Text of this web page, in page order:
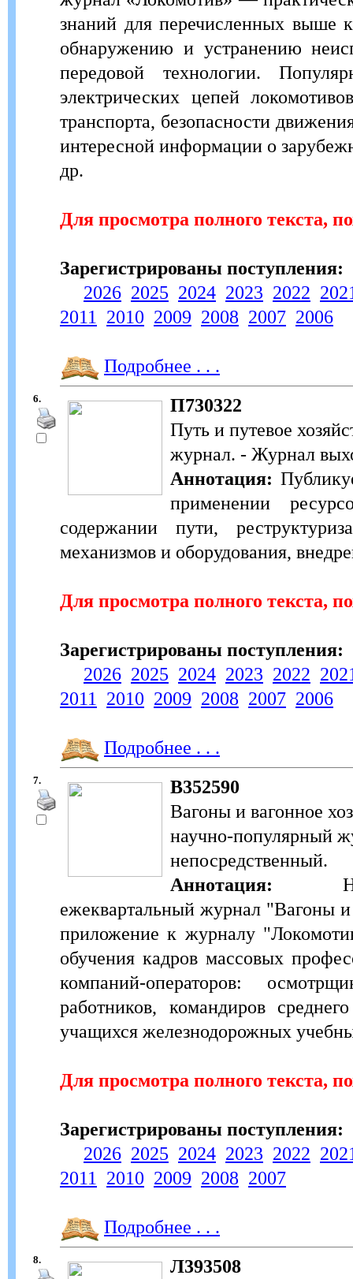
знаний для перечисленных выше
обнаружению и устранению
передовой технологии.
электрических цепей
транспорта, безопасности
интересной информации о
др.
Для просмотра полного текста,
Зарегистрированы поступления:
2026 2025 2024 2023 2022
2011
2010 2009 2008 2007 2006
Подробнее . . .
6.
П730322
Путь и путевое
журнал. - Журнал
Аннотация:
применении
содержании пути,
механизмов и оборудования,
Для просмотра полного текста,
Зарегистрированы поступления:
2026 2025 2024 2023 2022
2011
2010 2009 2008 2007 2006
Подробнее . . .
7.
В352590
Вагоны и вагонное
научно-популярный
непосредственный.
Аннотация:
ежеквартальный журнал "Вагоны
приложение к журналу
обучения кадров массовых
компаний-операторов:
работников, командиров
учащихся железнодорожных
Для просмотра полного текста,
Зарегистрированы поступления:
2026 2025 2024 2023 2022
2011
2010 2009 2008 2007
Подробнее . . .
8.
Л393508